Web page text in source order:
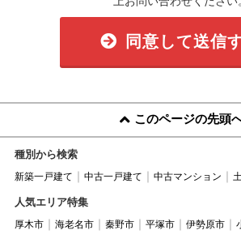
同意して送信
このページの先頭
種別から検索
新築一戸建て 中古一戸建て 中古マンション
人気エリア特集
厚木市 海老名市 秦野市 平塚市 伊勢原市